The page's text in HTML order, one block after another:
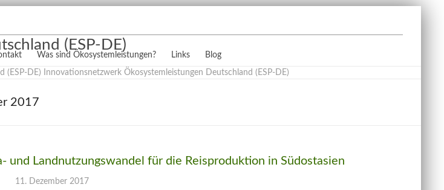
(ESP-DE)
Was sind Ökosystemleistungen? Links Blog
2017
und Landnutzungswandel für die Reisproduktion in Südostasien
11. Dezember 2017